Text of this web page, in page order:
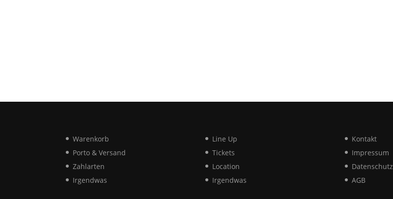
Warenkorb
Porto & Versand
Zahlarten
Irgendwas
Line Up
Tickets
Location
Irgendwas
Kontakt
Impressum
Datenschutz
AGB